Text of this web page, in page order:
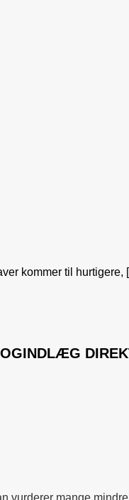
kommer til hurtigere,
vurderer mange